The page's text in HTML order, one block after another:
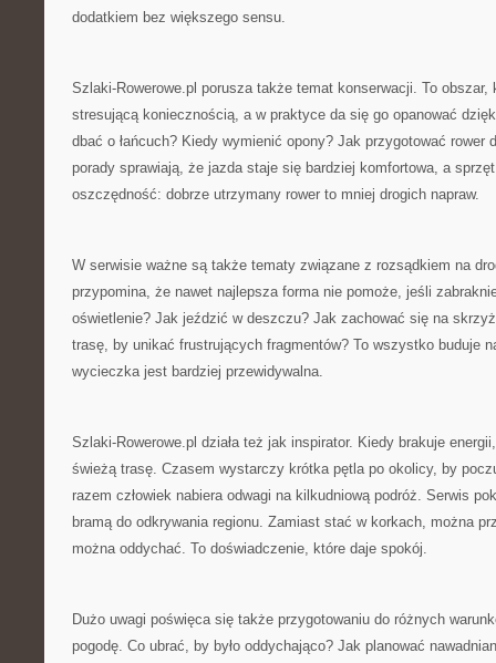
dodatkiem bez większego sensu.
Szlaki-Rowerowe.pl porusza także temat konserwacji. To
stresującą koniecznością, a w praktyce da się go opanować
dbać o łańcuch? Kiedy wymienić opony? Jak przygotować rower
porady sprawiają, że jazda staje się bardziej komfortowa, a
oszczędność: dobrze utrzymany rower to mniej drogich napraw.
W serwisie ważne są także tematy związane z rozsądkiem na
przypomina, że nawet najlepsza forma nie pomoże, jeśli
oświetlenie? Jak jeździć w deszczu? Jak zachować się na
trasę, by unikać frustrujących fragmentów? To wszystko buduje
wycieczka jest bardziej przewidywalna.
Szlaki-Rowerowe.pl działa też jak inspirator. Kiedy brakuje
świeżą trasę. Czasem wystarczy krótka pętla po okolicy, by
razem człowiek nabiera odwagi na kilkudniową podróż. Serwis
bramą do odkrywania regionu. Zamiast stać w korkach, można
można oddychać. To doświadczenie, które daje spokój.
Dużo uwagi poświęca się także przygotowaniu do różnych
pogodę. Co ubrać, by było oddychająco? Jak planować